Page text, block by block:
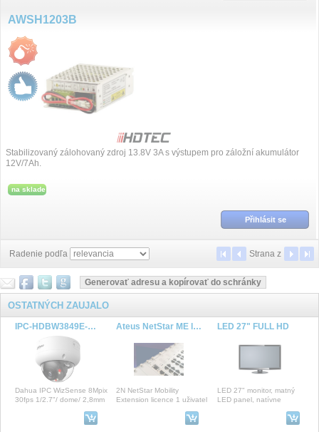
AWSH1203B
Stabilizovaný zálohovaný zdroj 13.8V 3A s výstupem pro záložní akumulátor
12V/7Ah.
na sklade
Přihlásit se
Radenie podľa Strana z
OSTATNÝCH ZAUJALO
IPC-HDBW3849E-AS-IL-0280B
Dahua IPC WizSense 8Mpix
30fps 1/2.7"/ dome/ 2,8mm
Ateus NetStar ME licence
2N NetStar Mobility
Extension licence 1 uživatel
LED 27" FULL HD
LED 27" monitor, matný
LED panel, natívne
kontrast 1000:1, jas 2